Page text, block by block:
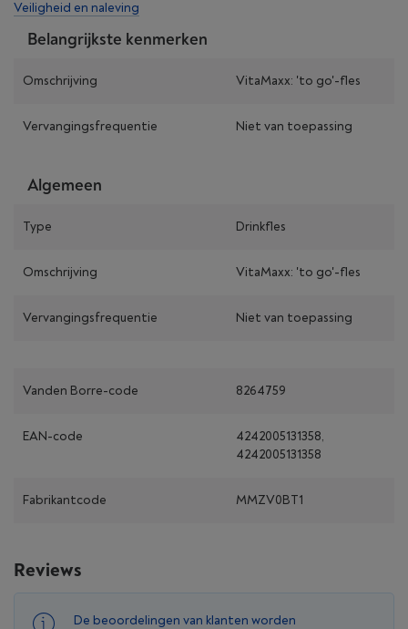
Veiligheid en naleving
Belangrijkste kenmerken
Omschrijving VitaMaxx: 'to go'-fles
Vervangingsfrequentie Niet van toepassing
Algemeen
Type Drinkfles
Omschrijving VitaMaxx: 'to go'-fles
Vervangingsfrequentie Niet van toepassing
Vanden Borre-code 8264759
EAN-code
4242005131358,
4242005131358
Fabrikantcode MMZV0BT1
Reviews
De beoordelingen van klanten worden